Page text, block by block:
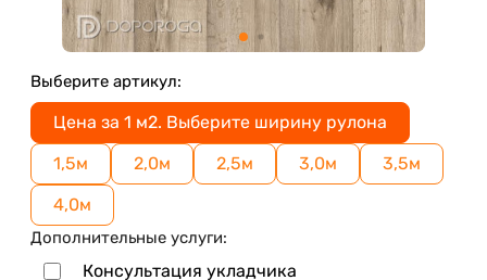
Выберите артикул:
Цена за 1 м2. Выберите ширину рулона
1,5м
2,0м 2,5м 3,0м
3,5м
4,0м
Дополнительные услуги:
Консультация укладчика